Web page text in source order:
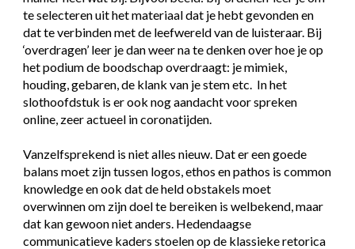
te selecteren uit het materiaal dat je hebt gevonden en
dat te verbinden met de leefwereld van de luisteraar. Bij
‘overdragen’ leer je dan weer na te denken over hoe je op
het podium de boodschap overdraagt: je mimiek,
houding, gebaren, de klank van je stem etc.  In het
slothoofdstuk is er ook nog aandacht voor spreken
online, zeer actueel in coronatijden.
Vanzelfsprekend is niet alles nieuw. Dat er een goede
balans moet zijn tussen logos, ethos en pathos is common
knowledge en ook dat de held obstakels moet
overwinnen om zijn doel te bereiken is welbekend, maar
dat kan gewoon niet anders. Hedendaagse
communicatieve kaders stoelen op de klassieke retorica